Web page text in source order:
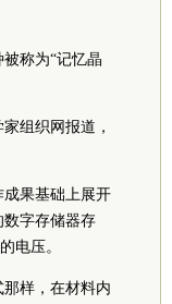
称为“记忆晶
组织网报道，
成果基础上展开
数字存储器存
电压。
样，在材料内